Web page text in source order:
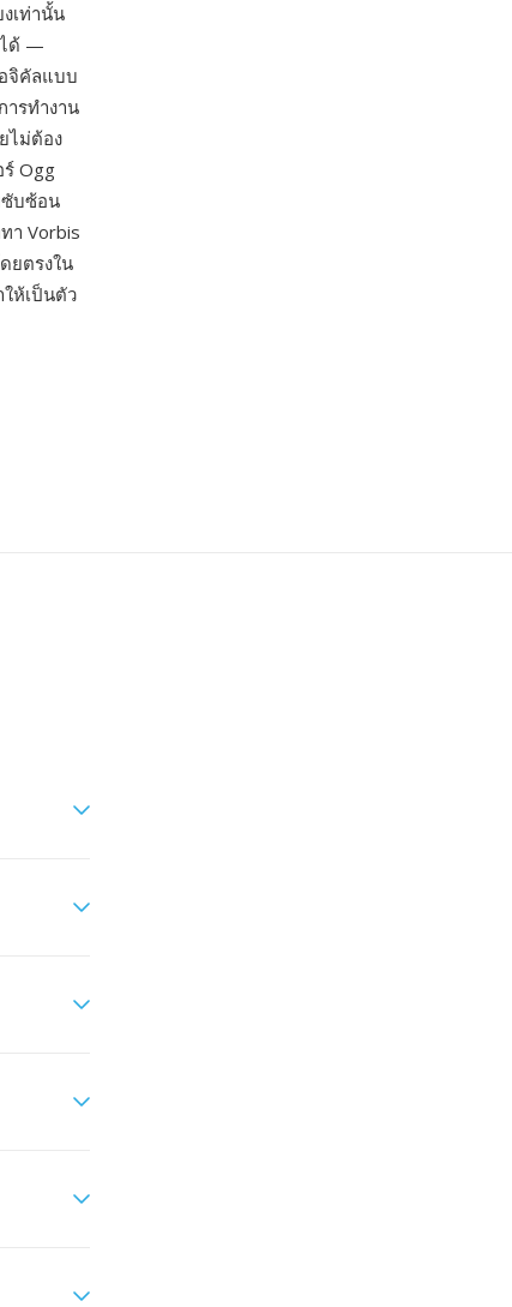
เท่านั้น
ได้ —
จิคัลแบบ
ารทำงาน
ไม่ต้อง
Ogg
ซับซ้อน
า Vorbis
ยตรงใน
ห้เป็นตัว